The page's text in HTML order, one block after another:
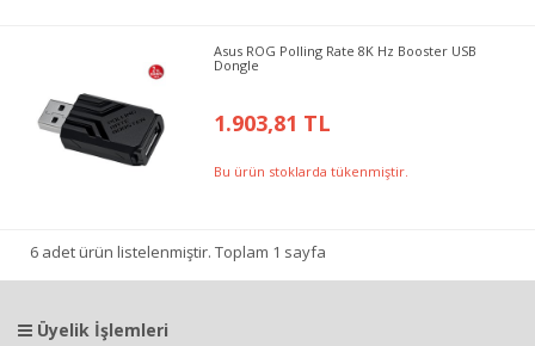
Asus ROG Polling Rate 8K Hz Booster USB
Dongle
1.903,81 TL
Bu ürün stoklarda tükenmiştir.
6 adet ürün listelenmiştir. Toplam 1 sayfa
Üyelik İşlemleri